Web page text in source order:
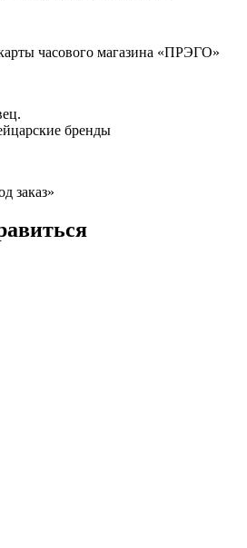
часового магазина «ПРЭГО»
бренды
заказ»